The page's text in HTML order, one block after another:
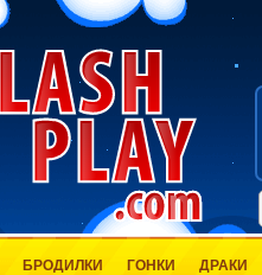
БРОДИЛКИ ГОНКИ ДРАКИ